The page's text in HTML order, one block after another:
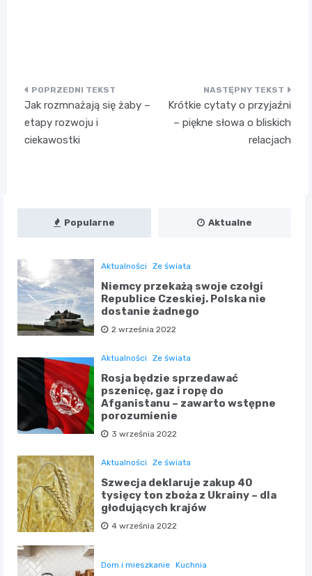
Nawigacja
wpisu
Jak rozmnażają się żaby –
etapy rozwoju i
ciekawostki
Krótkie cytaty o przyjaźni
– piękne słowa o bliskich
relacjach
Popularne Aktualne
Aktualności Ze świata
Niemcy przekażą swoje czołgi
Republice Czeskiej. Polska nie
dostanie żadnego
2 września 2022
Aktualności Ze świata
Rosja będzie sprzedawać
pszenicę, gaz i ropę do
Afganistanu – zawarto wstępne
porozumienie
3 września 2022
Aktualności Ze świata
Szwecja deklaruje zakup 40
tysięcy ton zboża z Ukrainy – dla
głodujących krajów
4 września 2022
Dom i mieszkanie Kuchnia